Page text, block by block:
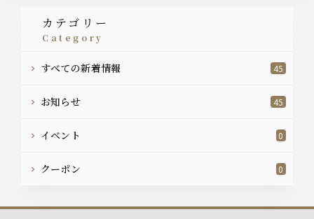
カテゴリー
category
すべての新着情報 45
お知らせ 45
イベント 0
クーポン 0